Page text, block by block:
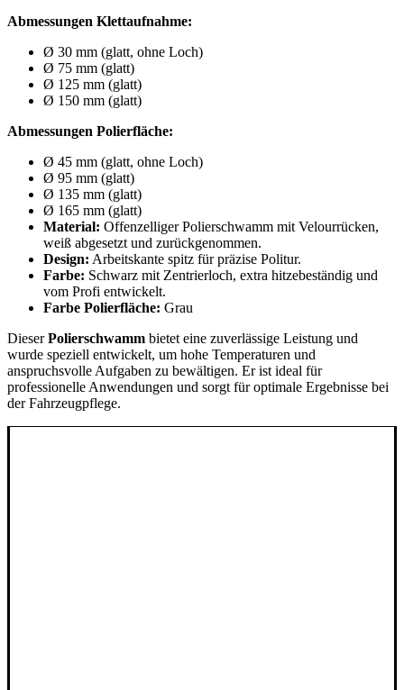
Abmessungen Klettaufnahme:
Ø 30 mm (glatt, ohne Loch)
Ø 75 mm (glatt)
Ø 125 mm (glatt)
Ø 150 mm (glatt)
Abmessungen Polierfläche:
Ø 45 mm (glatt, ohne Loch)
Ø 95 mm (glatt)
Ø 135 mm (glatt)
Ø 165 mm (glatt)
Material: Offenzelliger Polierschwamm mit Velourrücken,
weiß abgesetzt und zurückgenommen.
Design: Arbeitskante spitz für präzise Politur.
Farbe: Schwarz mit Zentrierloch, extra hitzebeständig und
vom Profi entwickelt.
Farbe Polierfläche: Grau
DieserPolierschwamm bietet eine zuverlässige Leistung und
wurde speziell entwickelt, um hohe Temperaturen und
anspruchsvolle Aufgaben zu bewältigen. Er ist ideal für
professionelle Anwendungen und sorgt für optimale Ergebnisse bei
der Fahrzeugpflege.